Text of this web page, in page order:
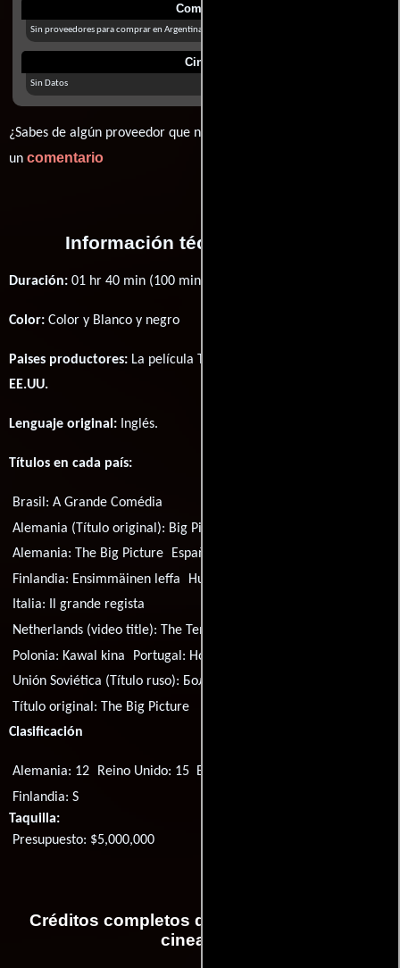
Comprar
Sin proveedores para comprar en Argentina
Cines
Sin Datos
¿Sabes de algún proveedor que no estamos mostrando? déjanos
un comentario
Información técnica y general
Duración: 01 hr 40 min (100 minutos) .
Color: Color y Blanco y negro
Paises productores: La película The Big Picture fué producida en
EE.UU.
Lenguaje original: Inglés.
Títulos en cada país:
Brasil:A Grande Comédia
Alemania (Título original): Big Picture
Alemania: The Big Picture España:
Finlandia: Ensimmäinen leffa Hungría:
Italia: Il grande regista
Netherlands (video title): The Temptation of Success
Polonia: Kawal kina Portugal: Hollywood, Via Rápida
Unión Soviética (Título ruso): Большая картина
Título original:The Big Picture
Clasificación
Alemania: 12 Reino Unido: 15 EE.UU.: PG-13
Finlandia: S
Taquilla:
Presupuesto: $5,000,000
Créditos completos de la película Nuevos
cineastas